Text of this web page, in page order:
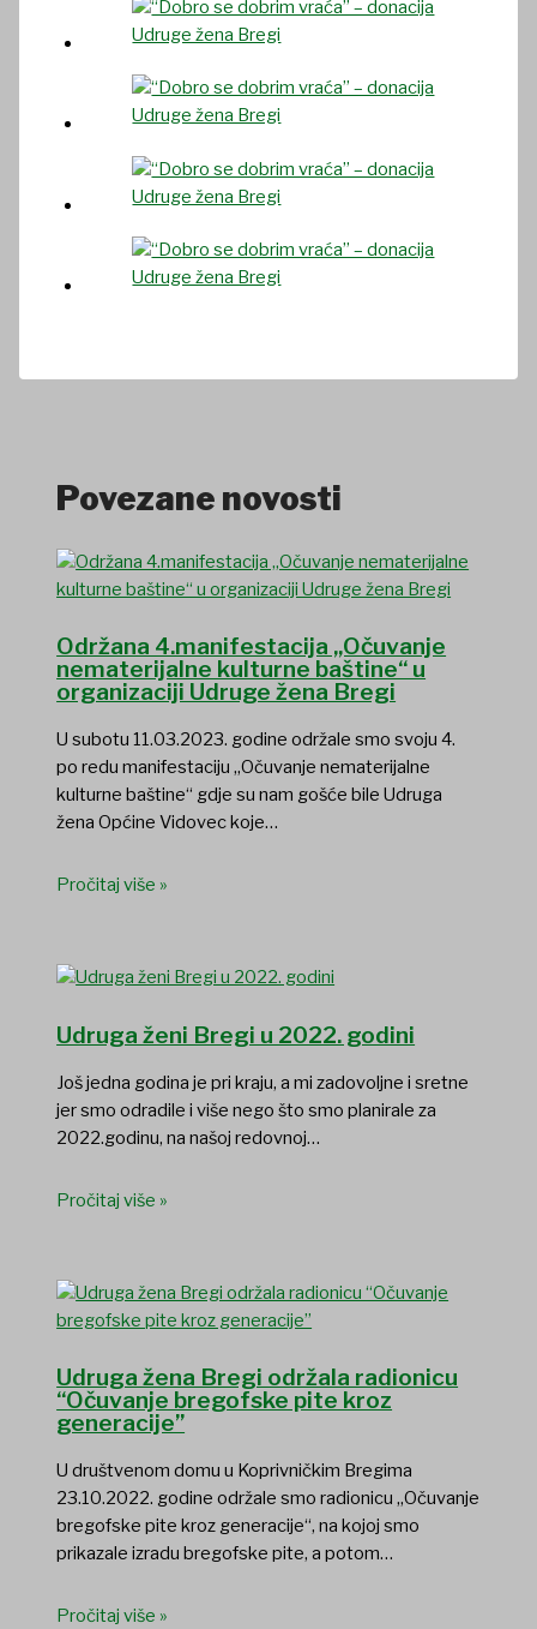
Povezane novosti
Održana 4.manifestacija „Očuvanje
nematerijalne kulturne baštine“ u
organizaciji Udruge žena Bregi
U subotu 11.03.2023. godine održale smo svoju 4.
po redu manifestaciju „Očuvanje nematerijalne
kulturne baštine“ gdje su nam gošće bile Udruga
žena Općine Vidovec koje…
Pročitaj više »
Udruga ženi Bregi u 2022. godini
Još jedna godina je pri kraju, a mi zadovoljne i sretne
jer smo odradile i više nego što smo planirale za
2022.godinu, na našoj redovnoj…
Pročitaj više »
Udruga žena Bregi održala radionicu
“Očuvanje bregofske pite kroz
generacije”
U društvenom domu u Koprivničkim Bregima
23.10.2022. godine održale smo radionicu „Očuvanje
bregofske pite kroz generacije“, na kojoj smo
prikazale izradu bregofske pite, a potom…
Pročitaj više »